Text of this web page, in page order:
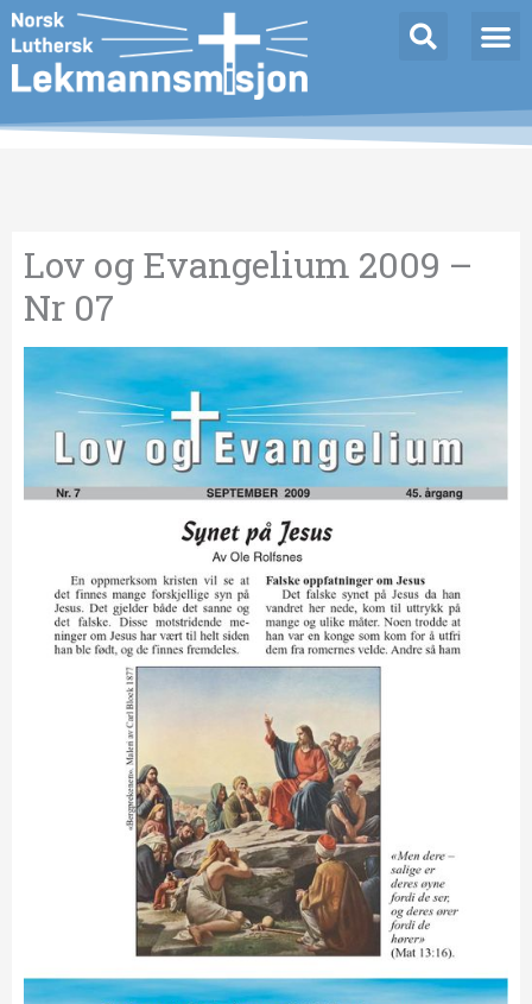
Hopp
rett
til
innholdet
Lov og Evangelium 2009 –
Nr 07
Innleggnavigasjon